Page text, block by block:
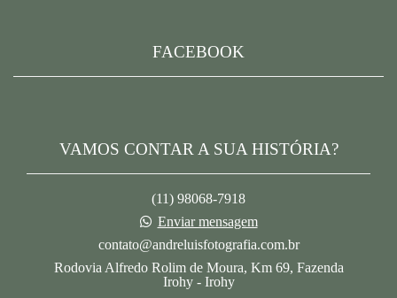
FACEBOOK
VAMOS CONTAR A SUA HISTÓRIA?
(11) 98068-7918
Enviar mensagem
contato@andreluisfotografia.com.br
Rodovia Alfredo Rolim de Moura, Km 69, Fazenda
Irohy - Irohy